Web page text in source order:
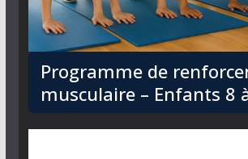
Programme de
musculaire – Enfants 8